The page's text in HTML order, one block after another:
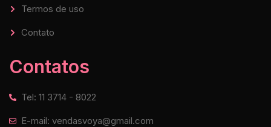
Termos de uso
Contato
Contatos
Tel: 11 3714 - 8022
E-mail: vendasvoya@gmail.com